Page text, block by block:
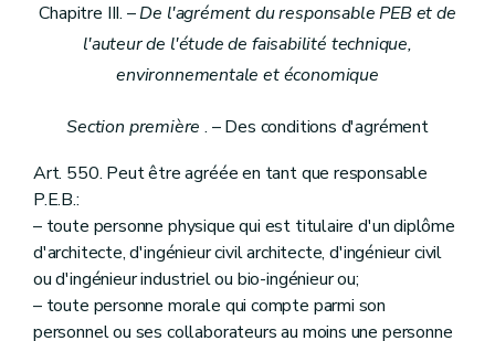
Chapitre III. –De l'agrément du responsable PEB et de
l'auteur de l'étude de faisabilité technique,
environnementale et économique
Section première . – Des conditions d'agrément
Art. 550. Peut être agréée en tant que responsable
P.E.B.:
– toute personne physique qui est titulaire d'un diplôme
d'architecte, d'ingénieur civil architecte, d'ingénieur civil
ou d'ingénieur industriel ou bio-ingénieur ou;
– toute personne morale qui compte parmi son
personnel ou ses collaborateurs au moins une personne